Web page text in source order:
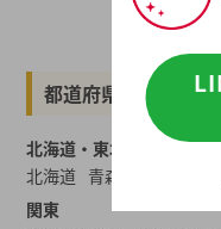
都道府県から結婚
北海道・東北
北海道 青森
関東